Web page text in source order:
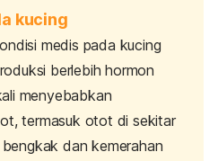
kucing
medis pada kucing
berlebih hormon
menyebabkan
termasuk otot di sekitar
dan kemerahan